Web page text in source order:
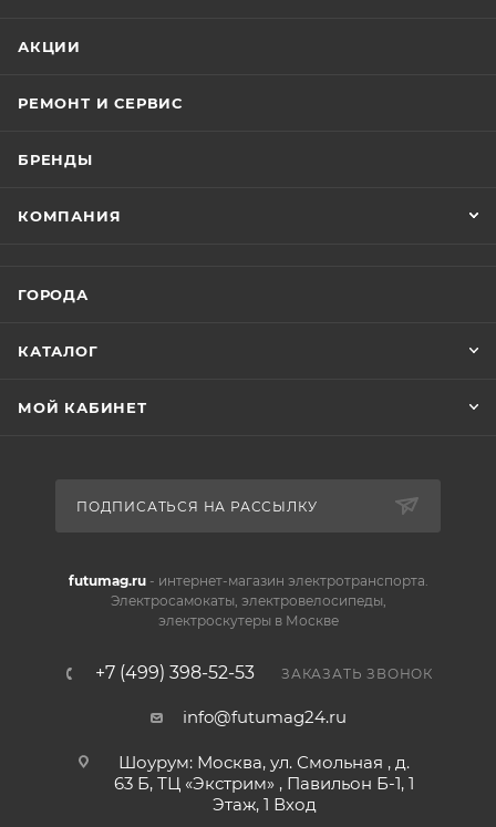
АКЦИИ
РЕМОНТ И СЕРВИС
БРЕНДЫ
КОМПАНИЯ
ГОРОДА
КАТАЛОГ
МОЙ КАБИНЕТ
ПОДПИСАТЬСЯ НА РАССЫЛКУ
futumag.ru- интернет-магазин электротранспорта.
Электросамокаты, электровелосипеды,
электроскутеры в Москве
+7 (499) 398-52-53 ЗАКАЗАТЬ ЗВОНОК
info@futumag24.ru
Шоурум: Москва, ул. Смольная , д.
63 Б, ТЦ «Экстрим» , Павильон Б-1, 1
Этаж, 1 Вход